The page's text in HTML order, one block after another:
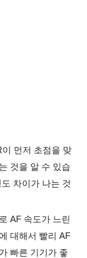
먼저 초점을 맞
것을 알 수 있습
차이가 나는 것
AF 속도가 느린
대해서 빨리 AF
빠른 기기가 좋